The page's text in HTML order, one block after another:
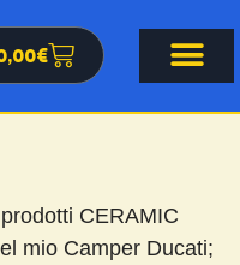
€
CERAMIC
mio Camper Ducati;